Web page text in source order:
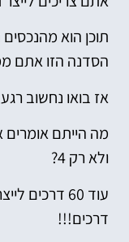
תוכן הוא
הסדנה הזו אתם
אז בואו נחשוב
ולא רק 4?
דרכים!!!